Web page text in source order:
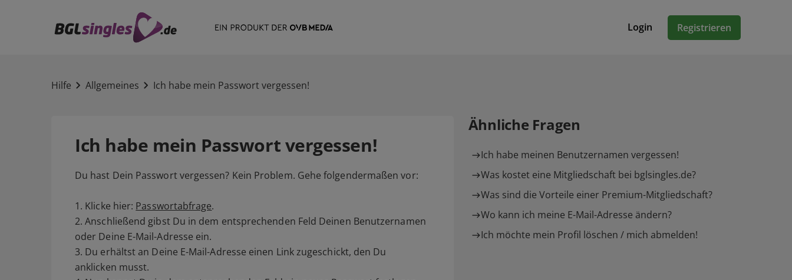
Login Registrieren
Hilfe Allgemeines Ich habe mein Passwort vergessen!
Ich habe mein Passwort vergessen!
Du hast Dein Passwort vergessen? Kein Problem. Gehe folgendermaßen vor:
1. Klicke hier: Passwortabfrage.
2. Anschließend gibst Du in dem entsprechenden Feld Deinen Benutzernamen
oder Deine E-Mail-Adresse ein.
3. Du erhältst an Deine E-Mail-Adresse einen Link zugeschickt, den Du
anklicken musst.
Ähnliche Fragen
Ich habe meinen Benutzernamen vergessen!
Was kostet eine Mitgliedschaft bei bglsingles.de?
Was sind die Vorteile einer Premium-Mitgliedschaft?
Wo kann ich meine E-Mail-Adresse ändern?
Ich möchte mein Profil löschen / mich abmelden!